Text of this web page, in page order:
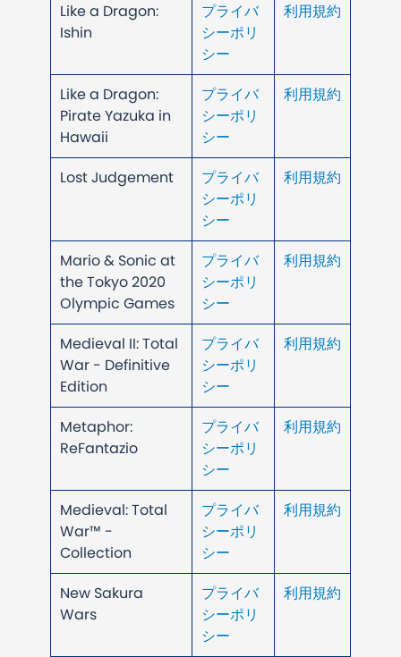
Like a Dragon:
Ishin
プライバ
シーポリ
シー
利用規約
Like a Dragon:
Pirate Yazuka in
Hawaii
プライバ
シーポリ
シー
利用規約
Lost Judgement
プライバ
シーポリ
シー
利用規約
Mario & Sonic at
the Tokyo 2020
Olympic Games
プライバ
シーポリ
シー
利用規約
Medieval II: Total
War - Definitive
Edition
プライバ
シーポリ
シー
利用規約
Metaphor:
ReFantazio
プライバ
シーポリ
シー
利用規約
Medieval: Total
War™ -
Collection
プライバ
シーポリ
シー
利用規約
New Sakura
Wars
プライバ
シーポリ
シー
利用規約